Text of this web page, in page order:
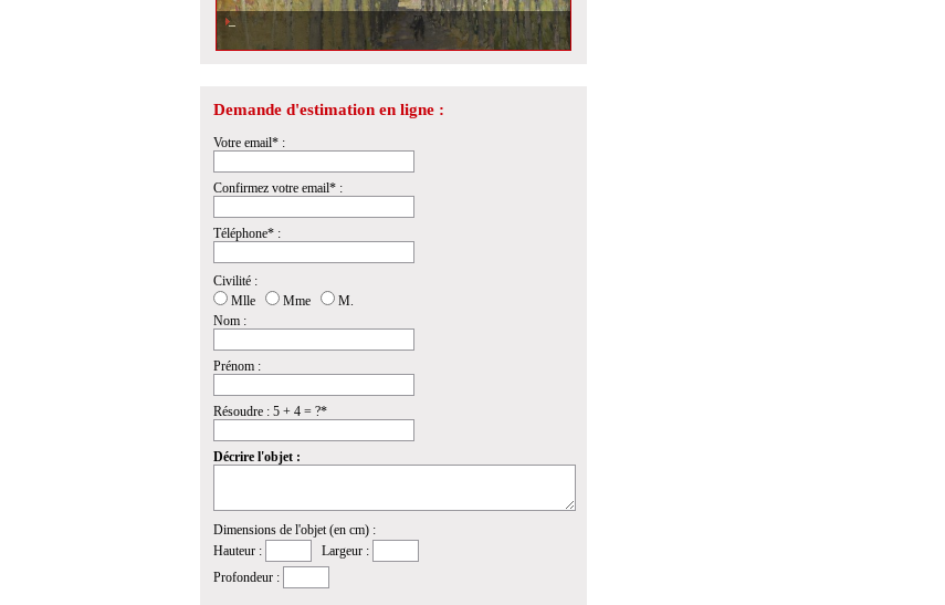
Demande d'estimation en ligne :
Votre email* :
Confirmez votre email* :
Téléphone* :
Civilité :
Mlle
Mme
M.
Nom :
Prénom :
Résoudre : 5 + 4 = ?*
Décrire l'objet :
Dimensions de l'objet (en cm) :
Hauteur :
Largeur :
Profondeur :